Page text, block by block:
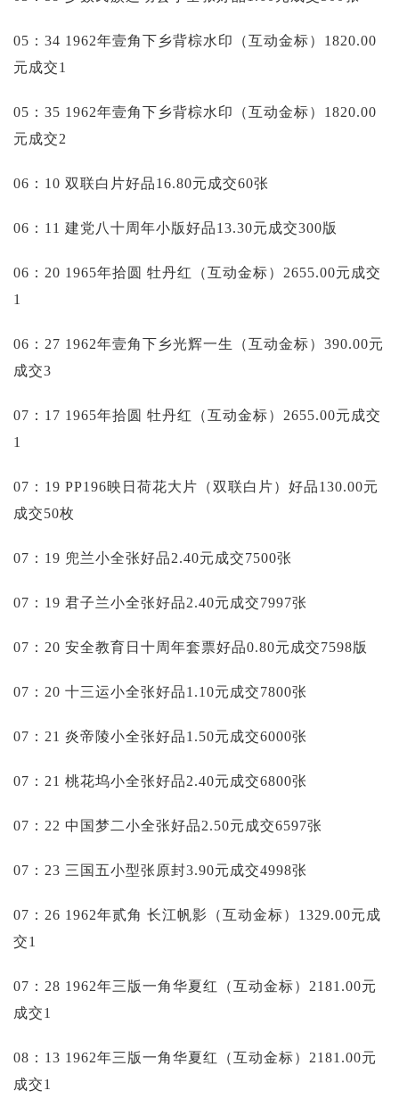
05：34 1962年壹角下乡背棕水印（互动金标）1820.00
元成交1
05：35 1962年壹角下乡背棕水印（互动金标）1820.00
元成交2
06：10 双联白片好品16.80元成交60张
06：11 建党八十周年小版好品13.30元成交300版
06：20 1965年拾圆 牡丹红（互动金标）2655.00元成交
1
06：27 1962年壹角下乡光辉一生（互动金标）390.00元
成交3
07：17 1965年拾圆 牡丹红（互动金标）2655.00元成交
1
07：19 PP196映日荷花大片（双联白片）好品130.00元
成交50枚
07：19 兜兰小全张好品2.40元成交7500张
07：19 君子兰小全张好品2.40元成交7997张
07：20 安全教育日十周年套票好品0.80元成交7598版
07：20 十三运小全张好品1.10元成交7800张
07：21 炎帝陵小全张好品1.50元成交6000张
07：21 桃花坞小全张好品2.40元成交6800张
07：22 中国梦二小全张好品2.50元成交6597张
07：23 三国五小型张原封3.90元成交4998张
07：26 1962年贰角 长江帆影（互动金标）1329.00元成
交1
07：28 1962年三版一角华夏红（互动金标）2181.00元
成交1
08：13 1962年三版一角华夏红（互动金标）2181.00元
成交1